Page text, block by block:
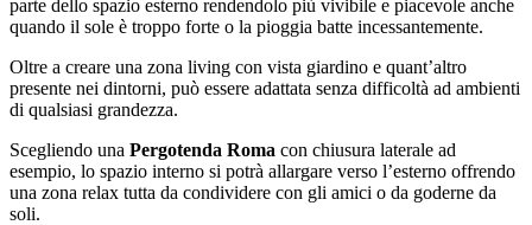
parte dello spazio esterno rendendolo più vivibile e piacevole anche
quando il sole è troppo forte o la pioggia batte incessantemente.
Oltre a creare una zona living con vista giardino e quant’altro
presente nei dintorni, può essere adattata senza difficoltà ad ambienti
di qualsiasi grandezza.
Scegliendo una Pergotenda Roma con chiusura laterale ad
esempio, lo spazio interno si potrà allargare verso l’esterno offrendo
una zona relax tutta da condividere con gli amici o da goderne da
soli.